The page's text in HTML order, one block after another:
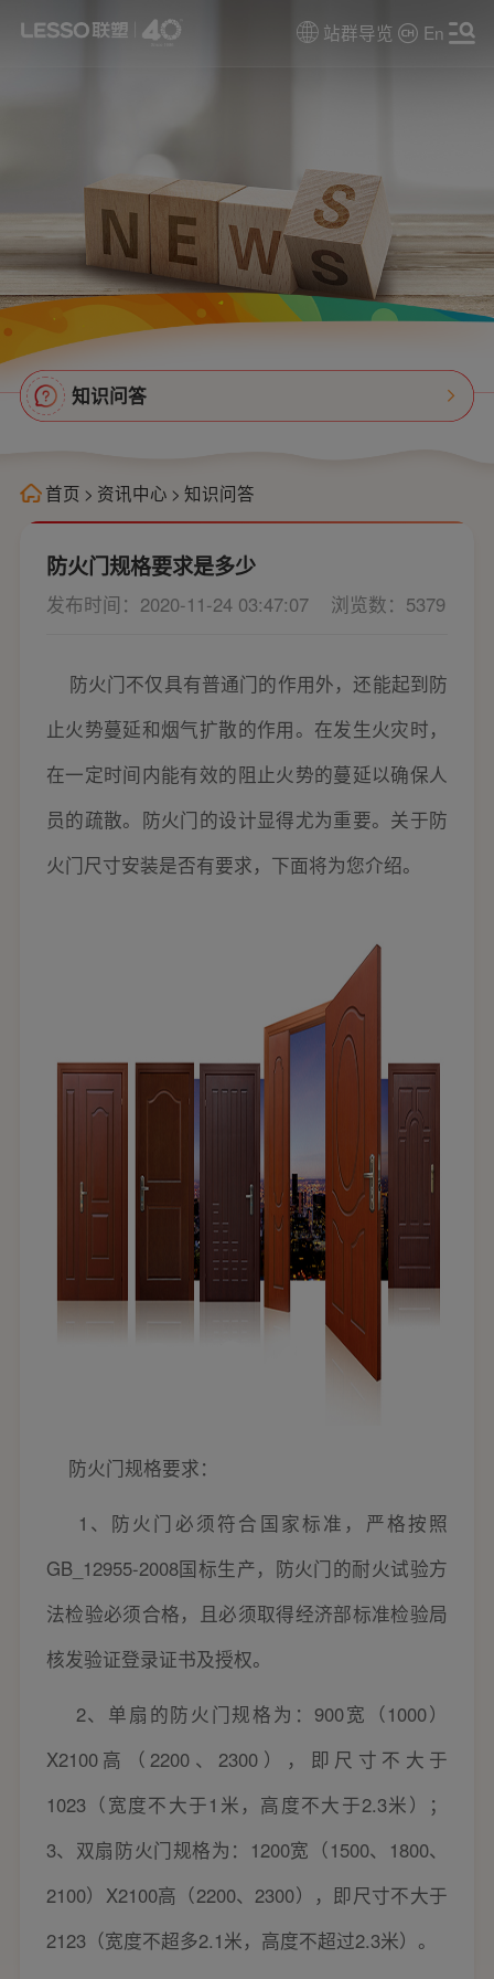
站群导览 En
知识问答
首页 > 资讯中心 > 知识问答
防火门规格要求是多少
发布时间：2020-11-24 03:47:07 浏览数：5379
防火门不仅具有普通门的作用外，还能起到防
止火势蔓延和烟气扩散的作用。在发生火灾时，
在一定时间内能有效的阻止火势的蔓延以确保人
员的疏散。防火门的设计显得尤为重要。关于防
火门尺寸安装是否有要求，下面将为您介绍。
防火门规格要求：
1、防火门必须符合国家标准，严格按照
GB_12955-2008国标生产，防火门的耐火试验方
法检验必须合格，且必须取得经济部标准检验局
核发验证登录证书及授权。
2、单扇的防火门规格为：900宽（1000）
X2100高（2200、2300），即尺寸不大于
1023（宽度不大于1米，高度不大于2.3米）；
3、双扇防火门规格为：1200宽（1500、1800、
2100）X2100高（2200、2300），即尺寸不大于
2123（宽度不超多2.1米，高度不超过2.3米）。